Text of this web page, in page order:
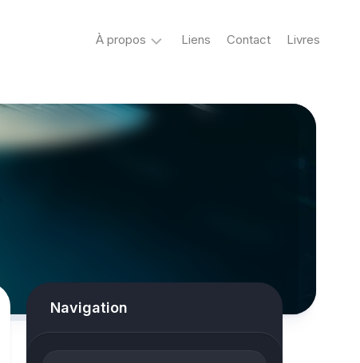
À propos
&
Créatures
conspiracy
Horreur
Liens Contact Livres
Navigation